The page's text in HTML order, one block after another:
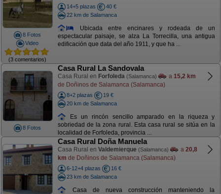
8 Fotos
Video
(3 comentarios)
14+5 plazas
40 €
22 km de Salamanca
Ubicada entre encinares y rodeada de un
espectacular paisaje, se alza La Torrecilla, una antigua
edificación que data del año 1911, y que ha ...
8 Fotos
Casa Rural La Sandovala
Casa Rural en Forfoleda (Salamanca) a 15,2 km
de Doñinos de Salamanca (Salamanca)
8+2 plazas
19 €
20 km de Salamanca
Es un rincón sencillo amparado en la riqueza y
sobriedad de la zona rural. Esta casa rural se sitúa en la
localidad de Forfoleda, provincia ...
Casa Rural Doña Manuela
Casa Rural en Valdemierque (Salamanca) a 20,8
km de Doñinos de Salamanca (Salamanca)
6-12+4 plazas
16 €
23 km de Salamanca
Casa de nueva construcción manteniendo la